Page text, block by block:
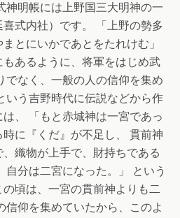
神明帳には上野国三大明神の一
式内社）です。 「上野の勢多
とにいかであとをたれけむ」
あるように、将軍をはじめ武
でなく、一般の人の信仰を集め
いう吉野時代に伝説などから作
、 「もと赤城神は一宮であっ
に『くだ』が不足し、 貫前神
織物が上手で、財持ちである
自分は二宮になった。」 という
頃は、一宮の貫前神よりも二
信仰を集めていたから、このよ